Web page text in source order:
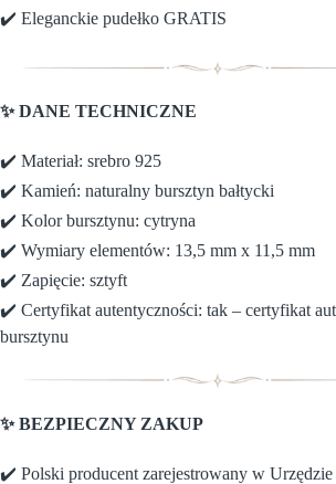
✔️ Eleganckie pudełko GRATIS
✨ DANE TECHNICZNE
✔️ Materiał: srebro 925
✔️ Kamień: naturalny bursztyn bałtycki
✔️ Kolor bursztynu: cytryna
✔️ Wymiary elementów: 13,5 mm x 11,5 mm
✔️ Zapięcie: sztyft
✔️ Certyfikat autentyczności: tak – certyfikat
bursztynu
✨ BEZPIECZNY ZAKUP
✔️ Polski producent zarejestrowany w